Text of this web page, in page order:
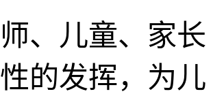
、儿童、家长
的发挥，为儿